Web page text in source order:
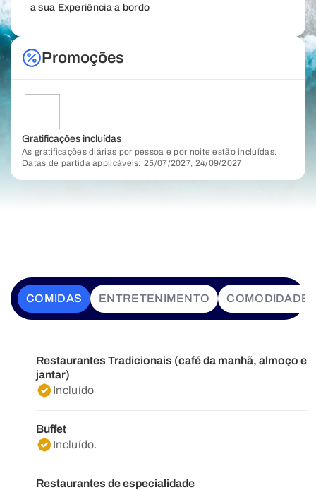
a sua Experiência a bordo
Promoções
Gratificações incluídas
As gratificações diárias por pessoa e por noite estão incluídas.
Datas de partida applicáveis: 25/07/2027, 24/09/2027
COMIDAS ENTRETENIMENTO
Restaurantes Tradicionais (café da manhã, almoço e
jantar)
Incluído
Buffet
Incluído.
Restaurantes de especialidade